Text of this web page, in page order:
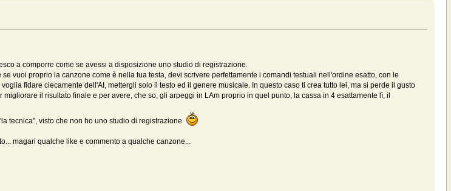
a comporre come se avessi a disposizione uno studio di registrazione.
vuoi proprio la canzone come è nella tua testa, devi scrivere perfettamente i comandi testuali nell'ordine esatto, con le
fidare ciecamente dell'AI, mettergli solo il testo ed il genere musicale. In questo caso ti crea tutto lei, ma si perde il gusto
il risultato finale e per avere, che so, gli arpeggi in LAm proprio in quel punto, la cassa in 4 esattamente lì, il
tecnica", visto che non ho uno studio di registrazione
magari qualche like e commento a qualche canzone...